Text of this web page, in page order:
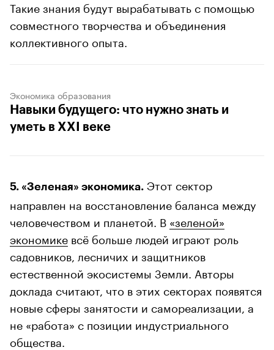
Такие знания будут вырабатывать с помощью
совместного творчества и объединения
коллективного опыта.
Экономика образования
Навыки будущего: что нужно знать и
уметь в XXI веке
5. «Зеленая» экономика. Этот сектор
направлен на восстановление баланса между
человечеством и планетой. В «зеленой»
экономике всё больше людей играют роль
садовников, лесничих и защитников
естественной экосистемы Земли. Авторы
доклада считают, что в этих секторах появятся
новые сферы занятости и самореализации, а
не «работа» с позиции индустриального
общества.